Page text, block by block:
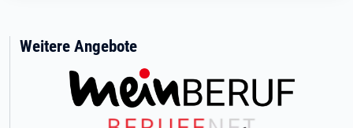
Weitere Angebote